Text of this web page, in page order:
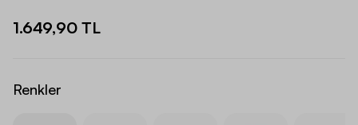
1.649,90 TL
Renkler